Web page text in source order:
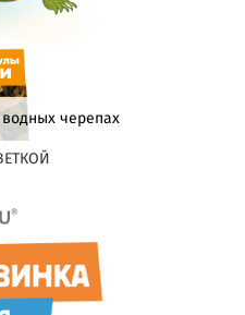
черепах